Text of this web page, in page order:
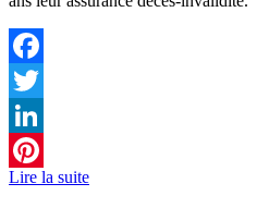
Facebook
Twitter
LinkedIn
Pinterest
Lire la suite